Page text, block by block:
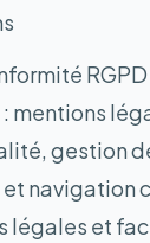
mentions
gestion
navigation
légales et